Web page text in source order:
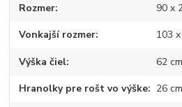
Rozmer 90 x
Vonkajší rozmer 103
Výška čiel 62
Hranolky pre rošt vo výške 26 cm